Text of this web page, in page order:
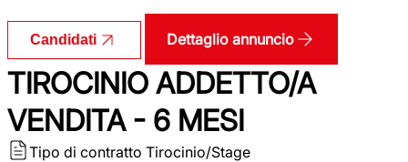
Candidati Dettaglio annuncio
TIROCINIO ADDETTO/A
VENDITA - 6 MESI
Tipo di contratto Tirocinio/Stage